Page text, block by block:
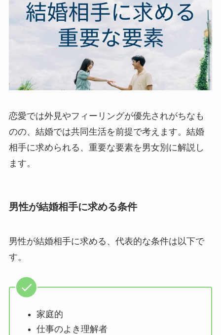
恋愛では外見やフィーリングが優先されがちなも
のの、結婚では共同生活を前提で考えます。結婚
相手に求められる、重要な要素を男女別に解説し
ます。
男性が結婚相手に求める条件
男性が結婚相手に求める、代表的な条件は以下で
す。
家庭的
仕事のよき理解者